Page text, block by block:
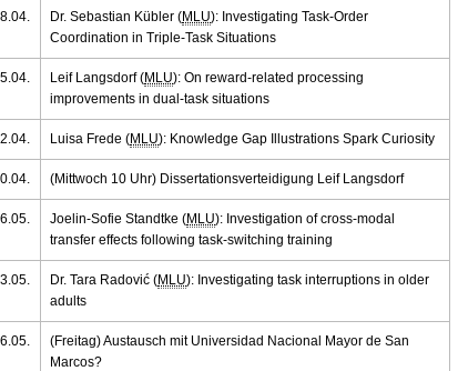
Dr. Sebastian Kübler (MLU): Investigating Task-Order
Coordination in Triple-Task Situations
Leif Langsdorf (MLU): On reward-related processing
improvements in dual-task situations
Luisa Frede (MLU): Knowledge Gap Illustrations Spark Curiosity
(Mittwoch 10 Uhr) Dissertationsverteidigung Leif Langsdorf
Joelin-Sofie Standtke (MLU): Investigation of cross-modal
transfer effects following task-switching training
Dr. Tara Radović (MLU): Investigating task interruptions in older
adults
(Freitag) Austausch mit Universidad Nacional Mayor de San
Marcos?